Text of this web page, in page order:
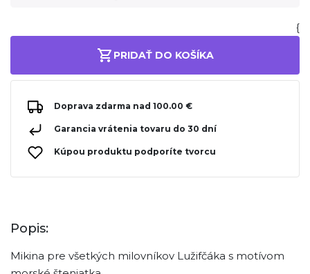
{
PRIDAŤ DO KOŠÍKA
Doprava zdarma nad 100.00 €
Garancia vrátenia tovaru do 30 dní
Kúpou produktu podporíte tvorcu
Popis:
Mikina pre všetkých milovníkov Lužifčáka s motívom